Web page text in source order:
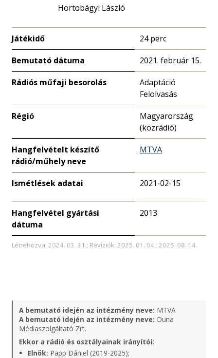
Hortobágyi László
Játékidő 24 perc
Bemutató dátuma 2021. február 15.
Rádiós műfaji besorolás
Adaptáció
Felolvasás
Régió
Magyarország
(közrádió)
Hangfelvételt készítő
rádió/műhely neve
MTVA
Ismétlések adatai 2021-02-15
Hangfelvétel gyártási
dátuma
2013
Létrehozva: 2024. 03. 31.; Revíziók: 2025. 01. 04.; 2025. 08. 14.
A bemutató idején az intézmény neve: MTVA
A bemutató idején az intézmény neve: Duna
Médiaszolgáltató Zrt.
Ekkor a rádió és osztályainak irányítói:
Elnök: Papp Dániel (2019-2025);